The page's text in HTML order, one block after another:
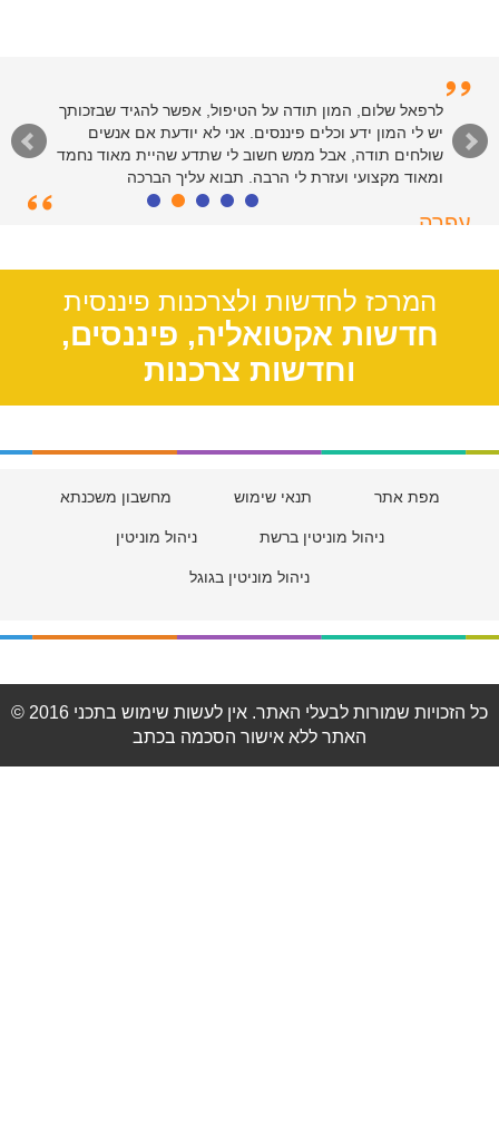
לרפאל שלום, המון תודה על הטיפול, אפשר להגיד שבזכותך
יש לי המון ידע וכלים פיננסים. אני לא יודעת אם אנשים
שולחים תודה, אבל ממש חשוב לי שתדע שהיית מאוד נחמד
ומאוד מקצועי ועזרת לי הרבה. תבוא עליך הברכה
עפרה
המרכז לחדשות ולצרכנות פיננסית
חדשות אקטואליה, פיננסים,
וחדשות צרכנות
מפת אתר תנאי שימוש מחשבון משכנתא
ניהול מוניטין ברשת ניהול מוניטין
ניהול מוניטין בגוגל
© 2016 כל הזכויות שמורות לבעלי האתר. אין לעשות שימוש בתכני
האתר ללא אישור הסכמה בכתב